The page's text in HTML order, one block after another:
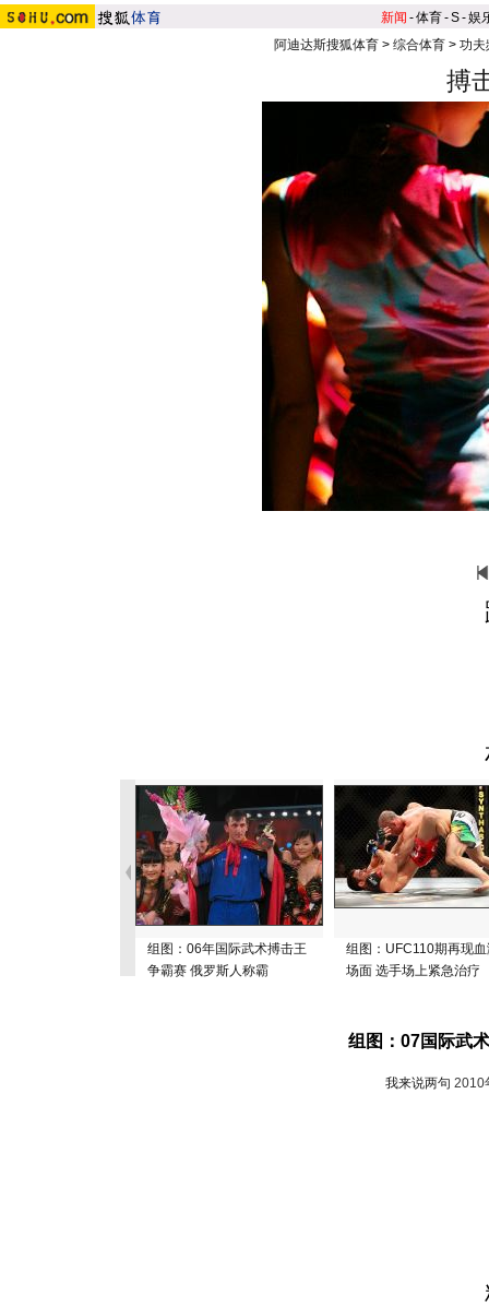
新闻 -体育-S-娱
阿迪达斯搜狐体育 >综合体育 >功夫
搏
组图：06年国际武术搏击王
争霸赛 俄罗斯人称霸
组图：UFC110期再现
场面 选手场上紧急治疗
组图：07国际武
我来说两句 2010